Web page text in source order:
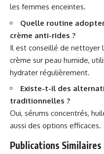
les femmes enceintes.
Quelle routine
crème anti-rides ?
Il est conseillé de nettoyer
crème sur peau humide,
hydrater régulièrement.
Existe-t-il des
traditionnelles ?
Oui, sérums concentrés,
aussi des options efficaces.
Publications Similaires